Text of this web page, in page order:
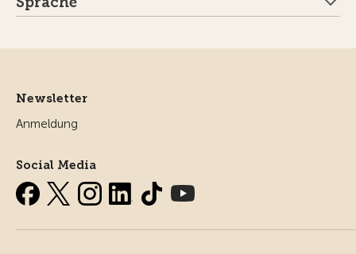
Newsletter
Anmeldung
Social Media